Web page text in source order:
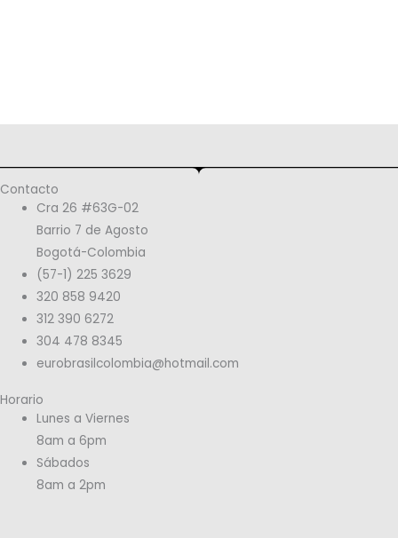
Contacto
Cra 26 #63G-02
Barrio 7 de Agosto
Bogotá-Colombia
(57-1) 225 3629
320 858 9420
312 390 6272
304 478 8345
eurobrasilcolombia@hotmail.com
Horario
Lunes a Viernes
8am a 6pm
Sábados
8am a 2pm